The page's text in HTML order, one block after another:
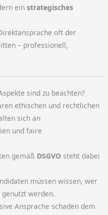
einstrategisches
oft der
– professionell,
sind zu beachten?
ethischen und rechtlichen
sich an
und faire
gemäß DSGVO steht dabei
müssen wissen, wer
werden.
Ansprache schaden dem